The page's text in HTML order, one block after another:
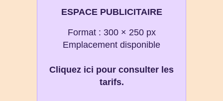
ESPACE PUBLICITAIRE
Format : 300 × 250 px
Emplacement disponible
Cliquez ici pour consulter les
tarifs.